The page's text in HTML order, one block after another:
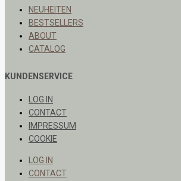
NEUHEITEN
BESTSELLERS
ABOUT
CATALOG
KUNDENSERVICE
LOG IN
CONTACT
IMPRESSUM
COOKIE
LOG IN
CONTACT